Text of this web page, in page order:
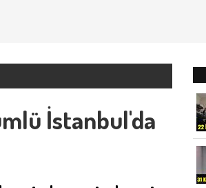
İstanbul'da